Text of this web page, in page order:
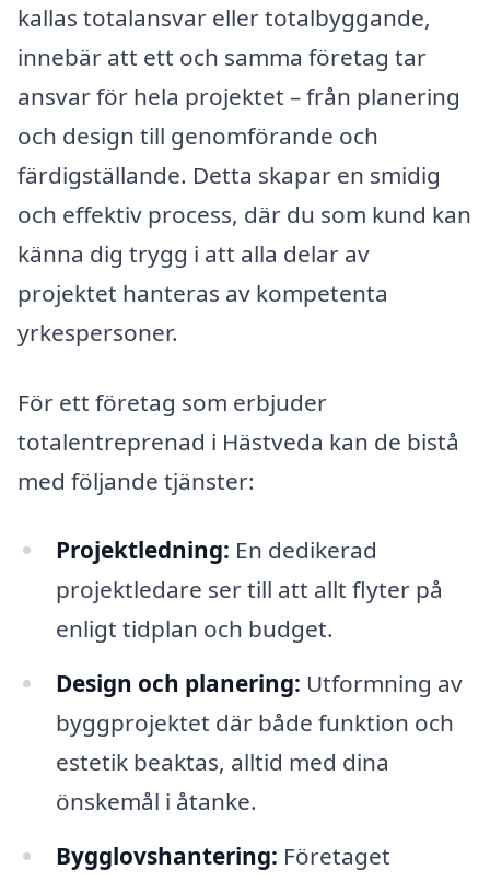
kallas totalansvar eller totalbyggande,
innebär att ett och samma företag tar
ansvar för hela projektet – från planering
och design till genomförande och
färdigställande. Detta skapar en smidig
och effektiv process, där du som kund kan
känna dig trygg i att alla delar av
projektet hanteras av kompetenta
yrkespersoner.
För ett företag som erbjuder
totalentreprenad i Hästveda kan de bistå
med följande tjänster:
Projektledning: En dedikerad
projektledare ser till att allt flyter på
enligt tidplan och budget.
Design och planering: Utformning av
byggprojektet där både funktion och
estetik beaktas, alltid med dina
önskemål i åtanke.
Bygglovshantering: Företaget